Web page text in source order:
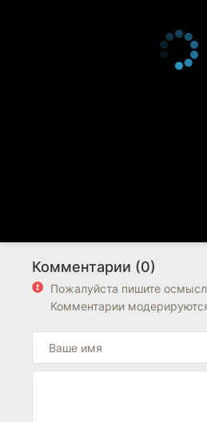
Комментарии (0)
Пожалуйста пишите
Комментарии